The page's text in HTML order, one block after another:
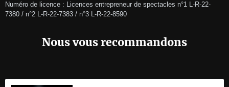
Numéro de licence : Licences entrepreneur de spectacles n°1 L-R-22-
7380 / n°2 L-R-22-7383 / n°3 L-R-22-8590
Nous vous recommandons